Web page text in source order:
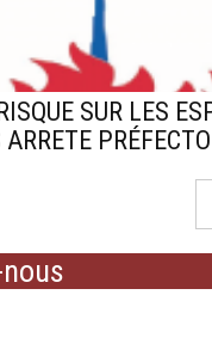
SUR LES
ARRETE